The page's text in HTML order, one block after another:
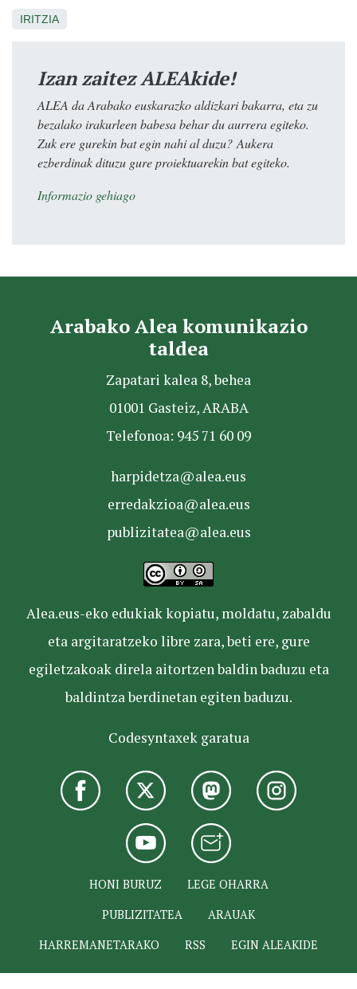
IRITZIA
Izan zaitez ALEAkide!
ALEA da Arabako euskarazko aldizkari bakarra, eta zu
bezalako irakurleen babesa behar du aurrera egiteko.
Zuk ere gurekin bat egin nahi al duzu? Aukera
ezberdinak dituzu gure proiektuarekin bat egiteko.
Informazio gehiago
Arabako Alea komunikazio
taldea
Zapatari kalea 8, behea
01001 Gasteiz, ARABA
Telefonoa: 945 71 60 09
harpidetza@alea.eus
erredakzioa@alea.eus
publizitatea@alea.eus
Alea.eus-eko edukiak kopiatu, moldatu, zabaldu
eta argitaratzeko libre zara, beti ere, gure
egiletzakoak direla aitortzen baldin baduzu eta
baldintza berdinetan egiten baduzu.
Codesyntaxek garatua
HONI BURUZ
LEGE OHARRA
PUBLIZITATEA
ARAUAK
HARREMANETARAKO
RSS EGIN ALEAKIDE